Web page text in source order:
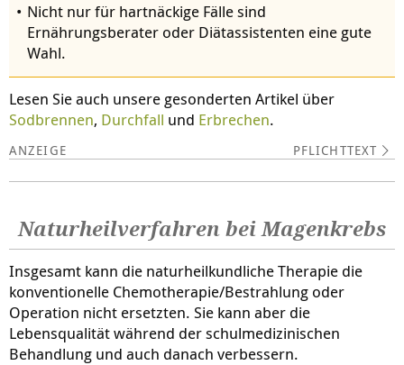
Nicht nur für hartnäckige Fälle sind
Ernährungsberater oder Diätassistenten eine gute
Wahl.
Lesen Sie auch unsere gesonderten Artikel über
Sodbrennen, Durchfall und Erbrechen.
PFLICHTTEXT
Naturheilverfahren bei Magenkrebs
Insgesamt kann die naturheilkundliche Therapie die
konventionelle Chemotherapie/Bestrahlung oder
Operation nicht ersetzten. Sie kann aber die
Lebensqualität während der schulmedizinischen
Behandlung und auch danach verbessern.